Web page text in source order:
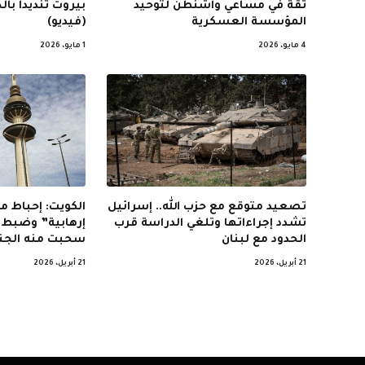
ثقة في مساعي واشنطن لتوحيد
المؤسسة العسكرية
4 مايو، 2026
بيروت تنديدا
(فيديو)
1 مايو، 2026
تصعيد متوقع مع حزب الله.. إسرائيل
تشدد إجراءاتها وتلغي الدراسة قرب
الحدود مع لبنان
21 أبريل، 2026
الكويت:
سحبت منه
21 أبريل، 2026